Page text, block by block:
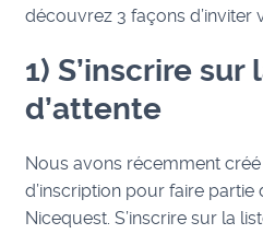
découvrez 3 façons d’inviter
1) S’inscrire sur
d’attente
Nous avons récemment
d’inscription pour faire
Nicequest. S’inscrire sur la